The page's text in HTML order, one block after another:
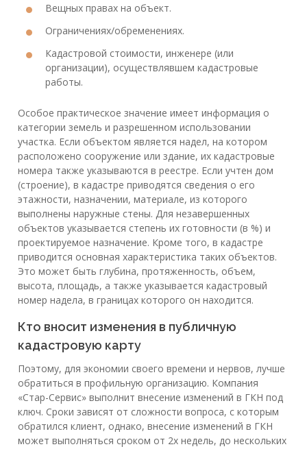
Вещных правах на объект.
Ограничениях/обременениях.
Кадастровой стоимости, инженере (или
организации), осуществлявшем кадастровые
работы.
Особое практическое значение имеет информация о
категории земель и разрешенном использовании
участка. Если объектом является надел, на котором
расположено сооружение или здание, их кадастровые
номера также указываются в реестре. Если учтен дом
(строение), в кадастре приводятся сведения о его
этажности, назначении, материале, из которого
выполнены наружные стены. Для незавершенных
объектов указывается степень их готовности (в %) и
проектируемое назначение. Кроме того, в кадастре
приводится основная характеристика таких объектов.
Это может быть глубина, протяженность, объем,
высота, площадь, а также указывается кадастровый
номер надела, в границах которого он находится.
Кто вносит изменения в публичную
кадастровую карту
Поэтому, для экономии своего времени и нервов, лучше
обратиться в профильную организацию. Компания
«Стар-Сервис» выполнит внесение изменений в ГКН под
ключ. Сроки зависят от сложности вопроса, с которым
обратился клиент, однако, внесение изменений в ГКН
может выполняться сроком от 2х недель, до нескольких